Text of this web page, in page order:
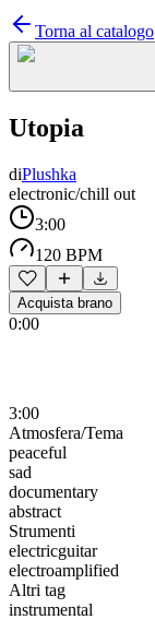
Torna al catalogo
Utopia
diPlushka
electronic/chill out
3:00
120 BPM
Acquista brano
0:00
3:00
Atmosfera/Tema
peaceful
sad
documentary
abstract
Strumenti
electricguitar
electroamplified
Altri tag
instrumental